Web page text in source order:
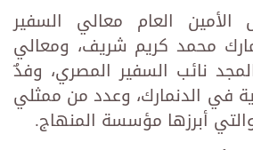
العام معالي السفير
محمد كريم شريف، ومعالي
نائب السفير المصري، وفدٌ
في الدنمارك، وعدد من ممثلي
والتي أبرزها مؤسسة المنهاج.